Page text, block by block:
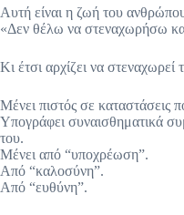
Αυτή είναι η ζωή του
«Δεν θέλω να στεναχωρήσω
Κι έτσι αρχίζει να
Μένει πιστός σε καταστάσεις
Υπογράφει συναισθηματικά
του.
Μένει από “υποχρέωση”.
Από “καλοσύνη”.
Από “ευθύνη”.